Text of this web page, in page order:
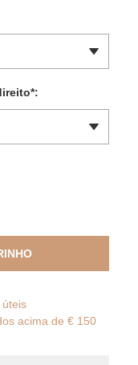
*:
acima de € 150